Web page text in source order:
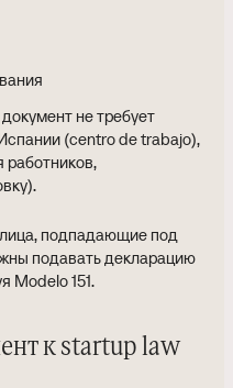
не требует
(centro de trabajo),
работников,
подпадающие под
подавать декларацию
Modelo 151.
к startup law